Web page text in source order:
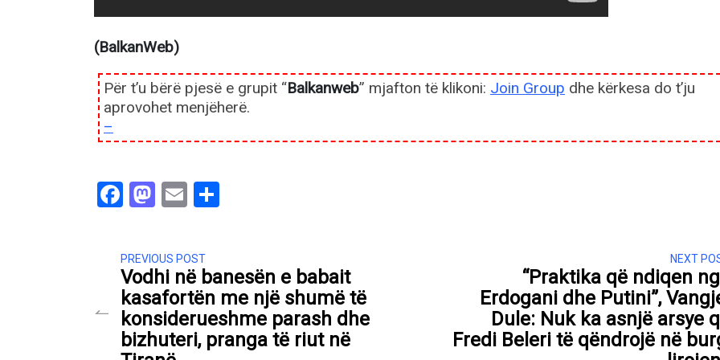
(BalkanWeb)
Për t’u bërë pjesë e grupit “Balkanweb” mjafton të klikoni: Join Group dhe kërkesa do t’ju
aprovohet menjëherë.
–
Facebook
Mastodon
Email
PREVIOUS POST
Vodhi në banesën e babait
kasafortën me një shumë të
konsiderueshme parash dhe
bizhuteri, pranga të riut në
NEXT
“Praktika që ndiqen
Erdogani dhe Putini”,
Dule: Nuk ka asnjë arsye
Fredi Beleri të qëndrojë në